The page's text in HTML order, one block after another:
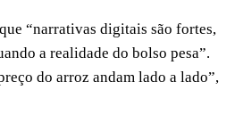
“narrativas digitais são fortes,
a realidade do bolso pesa”.
do arroz andam lado a lado”,